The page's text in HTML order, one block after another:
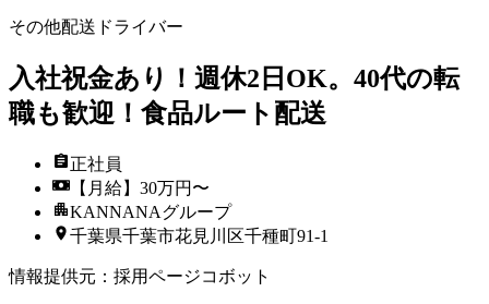
その他配送ドライバー
入社祝金あり！週休2日OK。40代の転
職も歓迎！食品ルート配送
正社員
【月給】30万円〜
KANNANAグループ
千葉県千葉市花見川区千種町91-1
情報提供元 ： 採用ページコボット